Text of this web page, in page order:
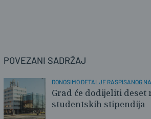
POVEZANI SADRŽAJ
DONOSIMO DETALJE RASPISANOG
Grad će dodijeliti deset
studentskih stipendija